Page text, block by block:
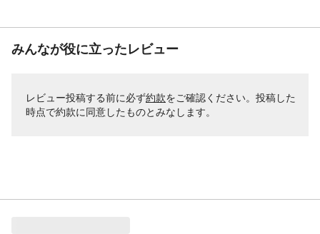
みんなが役に立ったレビュー
レビュー投稿する前に必ず約款をご確認ください。投稿した
時点で約款に同意したものとみなします。